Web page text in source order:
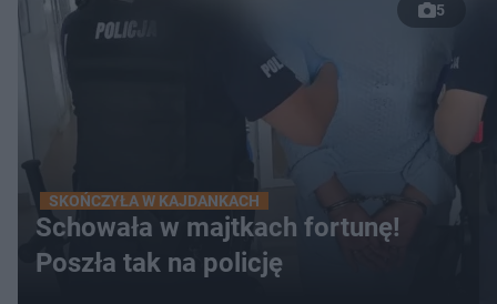
5
SKOŃCZYŁA W KAJDANKACH
Schowała w majtkach fortunę!
Poszła tak na policję